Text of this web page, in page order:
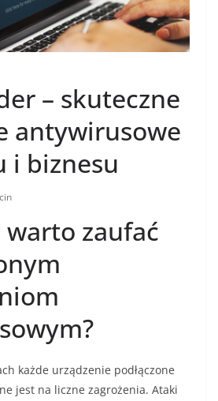
– skuteczne
antywirusowe
i biznesu
warto zaufać
każde urządzenie podłączone
jest na liczne zagrożenia. Ataki